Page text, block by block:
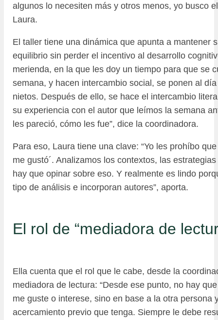
algunos lo necesiten más y otros menos, yo busco
Laura.
El taller tiene una dinámica que apunta a mantener
equilibrio sin perder el incentivo al desarrollo
merienda, en la que les doy un tiempo para que se
semana, y hacen intercambio social, se ponen al
nietos. Después de ello, se hace el intercambio
su experiencia con el autor que leímos la semana
les pareció, cómo les fue”, dice la coordinadora.
Para eso, Laura tiene una clave: “Yo les prohíbo que
me gustó´. Analizamos los contextos, las
hay que opinar sobre eso. Y realmente es lindo
tipo de análisis e incorporan autores”, aporta.
El rol de “mediadora de
Ella cuenta que el rol que le cabe, desde la
mediadora de lectura: “Desde ese punto, no hay
me guste o interese, sino en base a la otra persona
acercamiento previo que tenga. Siempre le debe